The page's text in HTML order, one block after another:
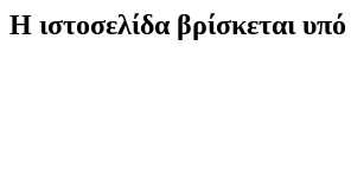
Η ιστοσελίδα βρίσκεται